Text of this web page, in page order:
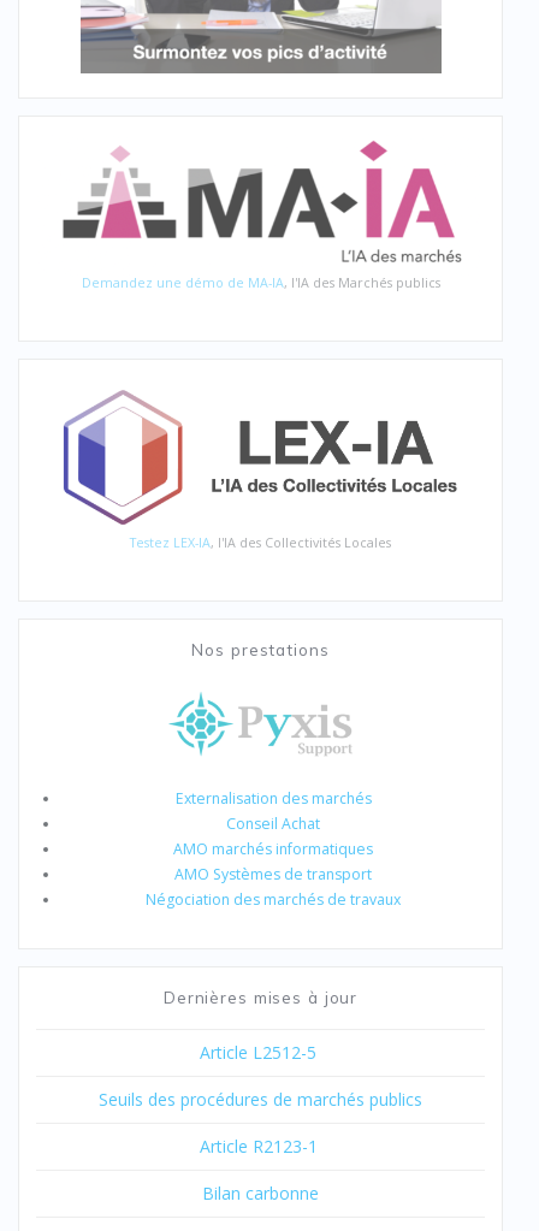
Demandez une démo de MA-IA, l'IA des Marchés publics
Testez LEX-IA, l'IA des Collectivités Locales
Nos prestations
Externalisation des marchés
Conseil Achat
AMO marchés informatiques
AMO Systèmes de transport
Négociation des marchés de travaux
Dernières mises à jour
Article L2512-5
Seuils des procédures de marchés publics
Article R2123-1
Bilan carbonne